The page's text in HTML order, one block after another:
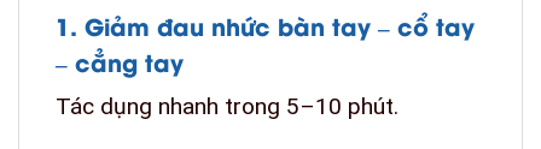
1. Giảm đau nhức bàn tay – cổ tay
– cẳng tay
Tác dụng nhanh trong 5–10 phút.